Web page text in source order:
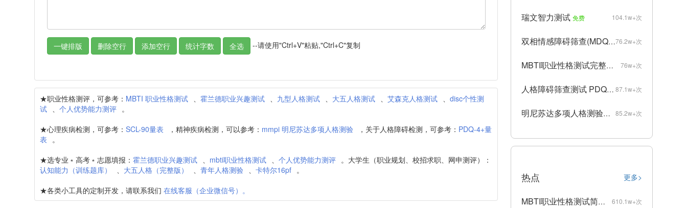
--请使用"Ctrl+V"粘贴,"Ctrl+C"复制
★职业性格测评，可参考： MBTI 职业性格测试 、霍兰德职业兴趣测试 、 九型人格测试 、 大五人格测试 、艾森克人格测试 、disc个性测
试 、个人优势能力测评 。
★心理疾病检测，可参考：SCL-90量表 ，精神疾病检测，可以参考： mmpi 明尼苏达多项人格测验 ，关于人格障碍检测，可参考： PDQ-4+量
表 。
★选专业﹡高考﹡志愿填报：霍兰德职业兴趣测试 、 mbti职业性格测试 、个人优势能力测评 。大学生（职业规划、校招求职、网申测评）：
认知能力（训练题库）
、 大五人格（完整版） 、青年人格测验 、卡特尔16pf 。
★各类小工具的定制开发，请联系我们在线客服（企业微信号）。
104.1w+次
瑞文智力测试 免费
76.2w+次
双相情感障碍筛查(MDQ) 收费
76w+次
MBTI职业性格测试完整版 收费
87.1w+次
人格障碍筛查测试 PDQ-4+ 收费
85.2w+次
明尼苏达多项人格测验mmpi完整版
更多>
热点
610.1w+次
MBTI职业性格测试简洁版 免费